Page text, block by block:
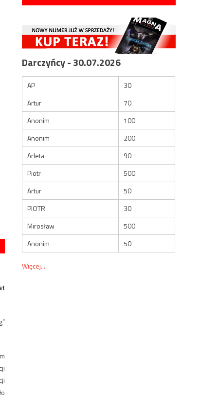
Darczyńcy - 30.07.2026
AP
30
Artur
70
Anonim
100
Anonim
200
Arleta
90
Piotr
500
Artur
50
PIOTR
30
Mirosław
500
Anonim
50
Więcej...